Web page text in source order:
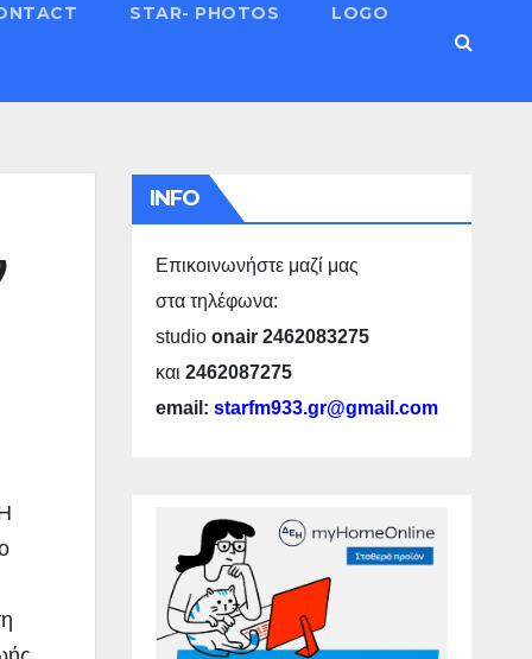
STAR- PHOTOS LOGO
INFO
Επικοινωνήστε μαζί μας
στα τηλέφωνα:
studio onair 2462083275
και 2462087275
email: starfm933.gr@gmail.com